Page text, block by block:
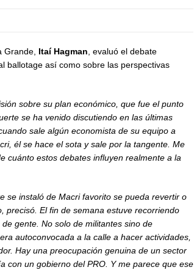
Grande, Itaí Hagman , evaluó el debate
ballotage así como sobre las perspectivas
sobre su plan económico, que fue el punto
se ha venido discutiendo en las últimas
sale algún economista de su equipo a
él se hace el sota y sale por la tangente. Me
cuánto estos debates influyen realmente a la
se instaló de Macri favorito se pueda revertir o
precisó. El fin de semana estuve recorriendo
gente. No solo de militantes sino de
autoconvocada a la calle a hacer actividades,
Hay una preocupación genuina de un sector
con un gobierno del PRO. Y me parece que ese